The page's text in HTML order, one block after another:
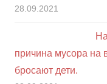
28.09.2021
причина мусора на
бросают дети.